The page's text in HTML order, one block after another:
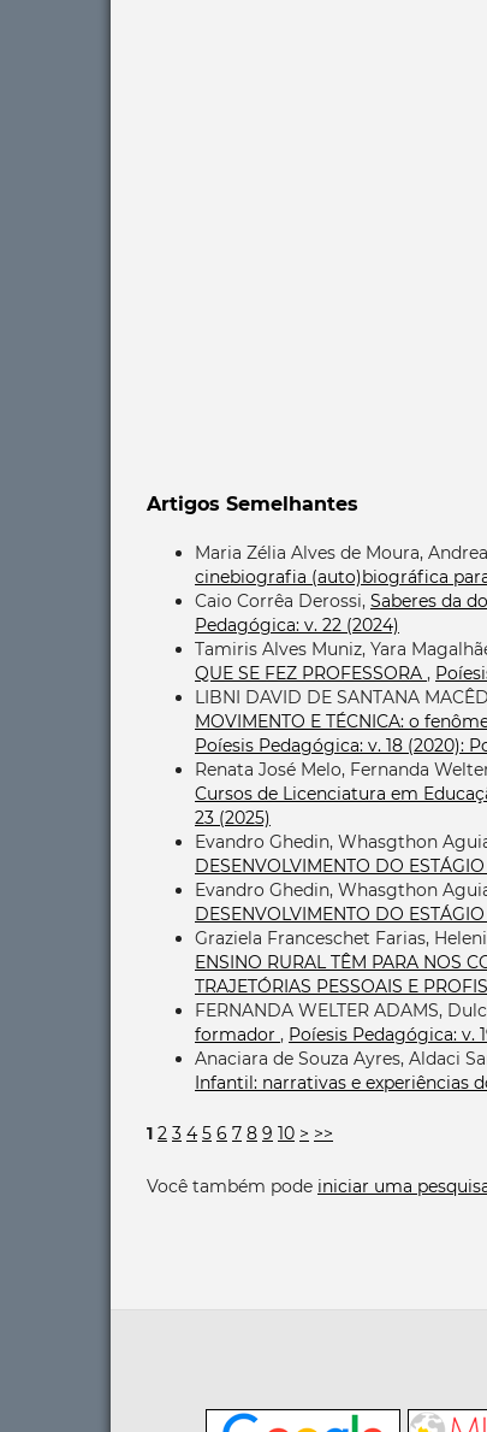
Artigos Semelhantes
Maria Zélia Alves de Moura,
cinebiografia (auto)biográfica
Caio Corrêa Derossi, Saberes da
Pedagógica: v. 22 (2024)
Tamiris Alves Muniz, Yara
QUE SE FEZ PROFESSORA ,
LIBNI DAVID DE SANTANA
MOVIMENTO E TÉCNICA: o
Poíesis Pedagógica: v. 18 (2020):
Renata José Melo, Fernanda
Cursos de Licenciatura em
23 (2025)
Evandro Ghedin, Whasgthon
DESENVOLVIMENTO DO
Evandro Ghedin, Whasgthon
DESENVOLVIMENTO DO
Graziela Franceschet Farias,
ENSINO RURAL TÊM PARA NOS
TRAJETÓRIAS PESSOAIS E
FERNANDA WELTER ADAMS,
formador , Poíesis Pedagógica: v.
Anaciara de Souza Ayres, Aldaci
Infantil: narrativas e experiências
1 2 3 4 5 6 7 8 9 10 > >>
Você também pode iniciar uma